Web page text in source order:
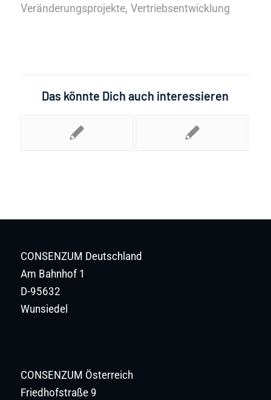
Veränderungsprojekte, Vertriebsentwicklung
Das könnte Dich auch interessieren
CONSENZUM Deutschland
Am Bahnhof 1
D-95632
Wunsiedel
CONSENZUM Österreich
Friedhofstraße 9